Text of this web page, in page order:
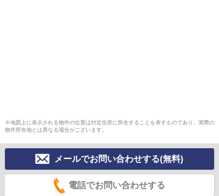
※地図上に表示される物件の位置は付近住所に所在することを表すものであり、実際の
物件所在地とは異なる場合がございます。
メールでお問い合わせする(無料)
電話でお問い合わせする